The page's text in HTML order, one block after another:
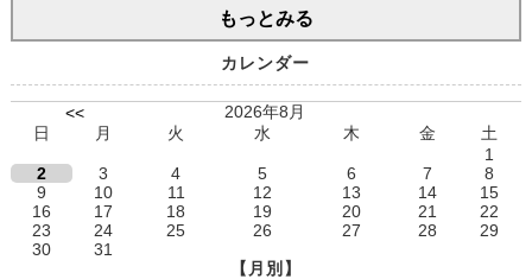
もっとみる
カレンダー
<<
2026年8月
日
月 火 水 木 金
土
1
2
3 4 5 6 7
8
9
10 11 12 13 14
15
16
17 18 19 20 21
22
23
24 25 26 27 28
29
30
31
【月別】